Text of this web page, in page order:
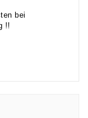
bei
!!